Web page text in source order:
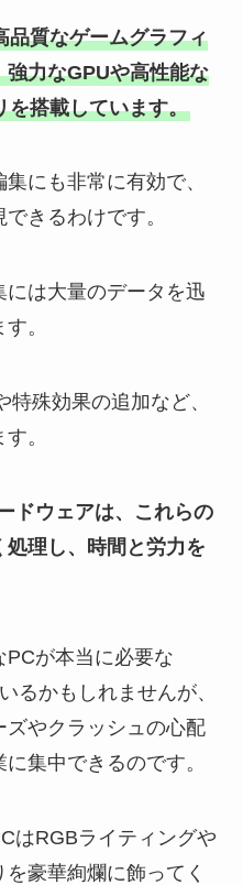
品質なゲームグラフィ
力なGPUや高性能な
を搭載しています。
にも非常に有効で、
きるわけです。
は大量のデータを迅
。
殊効果の追加など、
。
ドウェアは、これらの
理し、時間と労力を
PCが本当に必要な
るかもしれませんが、
やクラッシュの心配
集中できるのです。
はRGBライティングや
豪華絢爛に飾ってく